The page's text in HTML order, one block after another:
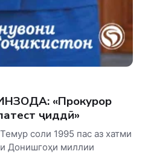
«Прокурор
ҷиддӣ»
соли 1995 пас аз хатми
Донишгоҳи миллии